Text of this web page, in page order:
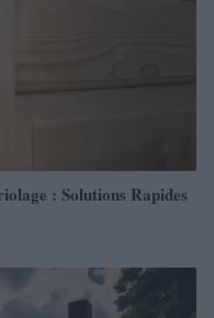
: Solutions Rapides